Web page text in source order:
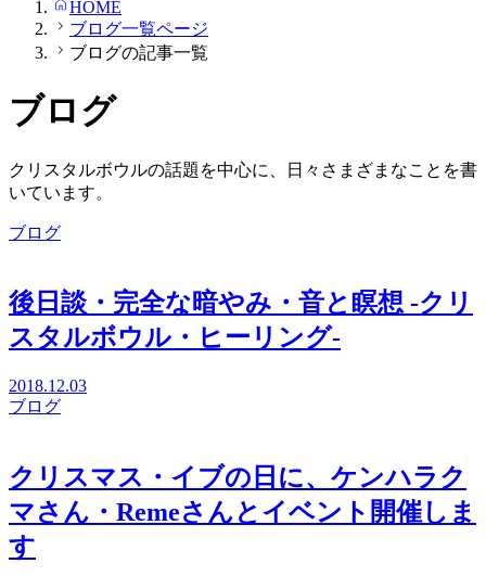
HOME
ブログ一覧ページ
ブログの記事一覧
ブログ
クリスタルボウルの話題を中心に、日々さまざまなことを書
いています。
ブログ
後日談・完全な暗やみ・音と瞑想 -クリ
スタルボウル・ヒーリング-
2018.12.03
ブログ
クリスマス・イブの日に、ケンハラク
マさん・Remeさんとイベント開催しま
す